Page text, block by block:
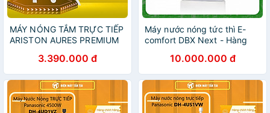
MÁY NÓNG TẮM TRỰC TIẾP
ARISTON AURES PREMIUM
hãng (Chỉ giao HCM)
3.390.000 đ
Máy nước nóng tức thì E-
comfort DBX Next - Hàng
10.000.000 đ